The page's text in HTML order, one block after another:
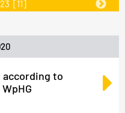
[11] 2022[31]
to